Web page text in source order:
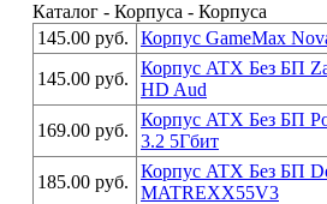
Каталог - Корпуса - Корпуса
145.00 руб.
Корпус GameMax
145.00 руб.
Корпус ATX Без БП
HD Aud
169.00 руб.
Корпус ATX Без БП
3.2 5Гбит
185.00 руб.
Корпус ATX Без БП
MATREXX55V3